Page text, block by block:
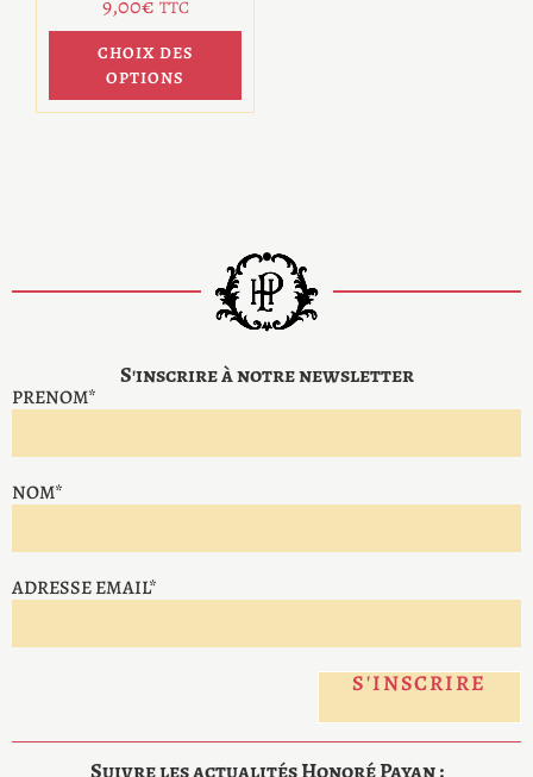
TTC
CHOIX DES
OPTIONS
S'inscrire à notre newsletter
PRENOM*
NOM*
ADRESSE EMAIL*
Suivre les actualités Honoré Payan :